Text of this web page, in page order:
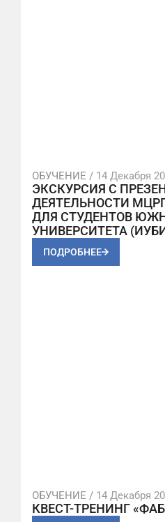
ОБУЧЕНИЕ / 14 Декабря
ЭКСКУРСИЯ С
ДЕЯТЕЛЬНОСТИ
ДЛЯ СТУДЕНТОВ
УНИВЕРСИТЕТА
ПОДРОБНЕЕ
ОБУЧЕНИЕ / 14 Декабря
КВЕСТ-ТРЕНИНГ